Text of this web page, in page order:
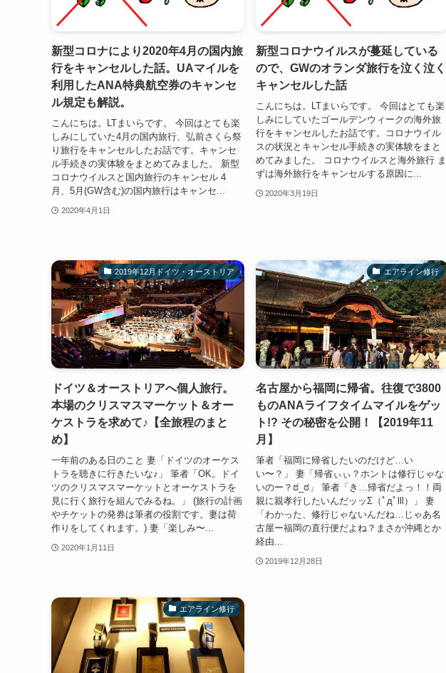
新型コロナにより2020年4月の国内旅
行をキャンセルした話。UAマイルを
利用したANA特典航空券のキャンセ
ル規定も解説。
こんにちは。LTまいらです。 今回はとても楽
しみにしていた4月の国内旅行、弘前さくら祭
り旅行をキャンセルしたお話です。キャンセ
ル手続きの実体験をまとめてみました。 新型
コロナウイルスと国内旅行のキャンセル 4
月、5月(GW含む)の国内旅行はキャンセ...
2020年4月1日
新型コロナウイルスが蔓延している
ので、GWのオランダ旅行を泣く泣く
キャンセルした話
こんにちは。LTまいらです。 今回はとても楽
しみにしていたゴールデンウィークの海外旅
行をキャンセルしたお話です。コロナウイル
スの状況とキャンセル手続きの実体験をまと
めてみました。 コロナウイルスと海外旅行 ま
ずは海外旅行をキャンセルする原因に...
2020年3月19日
2019年12月ドイツ・オーストリア
ドイツ＆オーストリアへ個人旅行。
本場のクリスマスマーケット＆オー
ケストラを求めて♪【全旅程のまと
め】
一年前のある日のこと 妻「ドイツのオーケス
トラを聴きに行きたいな♪」 筆者「OK。ドイ
ツのクリスマスマーケットとオーケストラを
見に行く旅行を組んでみるね。」 (旅行の計画
やチケットの発券は筆者の役割です。妻は荷
作りをしてくれます。) 妻「楽しみ〜...
2020年1月11日
エアライン修行
名古屋から福岡に帰省。往復で3800
ものANAライフタイムマイルをゲッ
ト!? その秘密を公開！【2019年11
月】
筆者「福岡に帰省したいのだけど…い
い〜？」 妻「帰省ぃぃ？ホントは修行じゃな
いのー？ಠ_ಠ」 筆者「き…帰省だよっ！！両
親に親孝行したいんだッッΣ（ﾟдﾟlll）」 妻
「わかった、修行じゃないんだね…じゃあ名
古屋ー福岡の直行便だよね？まさか沖縄とか
経由...
2019年12月28日
エアライン修行